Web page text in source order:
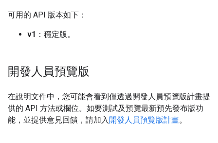
可用的 API 版本如下：
v1 ：穩定版。
開發人員預覽版
在說明文件中，您可能會看到僅透過開發人員預覽版計畫提
供的 API 方法或欄位。如要測試及預覽最新預先發布版功
能，並提供意見回饋，請加入開發人員預覽版計畫。